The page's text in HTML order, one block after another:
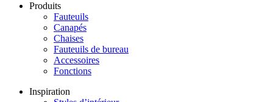
Produits
Fauteuils
Canapés
Chaises
Fauteuils de bureau
Accessoires
Fonctions
Inspiration